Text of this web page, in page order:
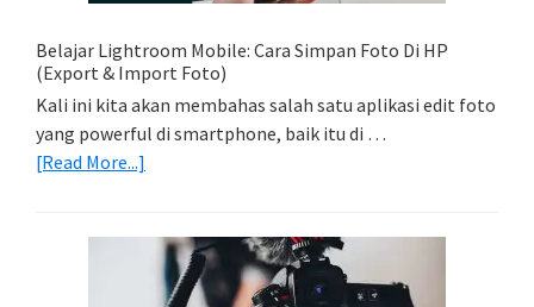
Belajar Lightroom Mobile: Cara Simpan Foto Di HP
(Export & Import Foto)
Kali ini kita akan membahas salah satu aplikasi edit foto
yang powerful di smartphone, baik itu di …
[Read More...]
Mobile:
Cara